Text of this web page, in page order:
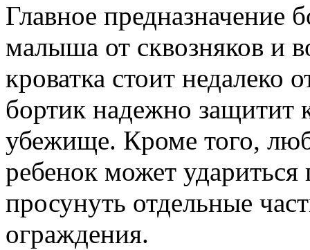
Главное предназначение
малыша от сквозняков и
кроватка стоит недалеко
бортик надежно защитит
убежище. Кроме того,
ребенок может
просунуть отдельные
ограждения.